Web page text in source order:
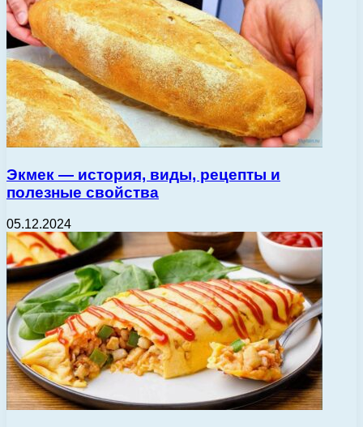
Экмек — история, виды, рецепты и
полезные свойства
05.12.2024